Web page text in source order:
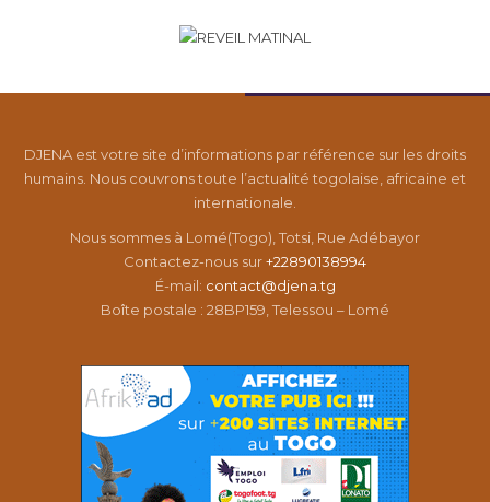
DJENA est votre site d’informations par référence sur les droits
humains. Nous couvrons toute l’actualité togolaise, africaine et
internationale.
Nous sommes à Lomé(Togo), Totsi, Rue Adébayor
Contactez-nous sur+22890138994
É-mail: contact@djena.tg
Boîte postale : 28BP159, Telessou – Lomé